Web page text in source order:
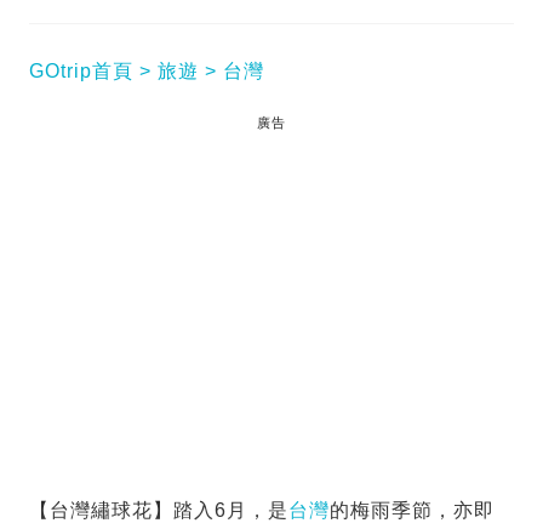
GOtrip首頁 旅遊 台灣
廣告
【台灣繡球花】踏入6月，是台灣的梅雨季節，亦即